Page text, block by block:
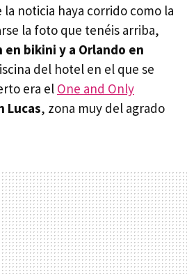
noticia haya corrido como la
la foto que tenéis arriba,
en bikini y a Orlando en
del hotel en el que se
era el One and Only
Lucas, zona muy del agrado